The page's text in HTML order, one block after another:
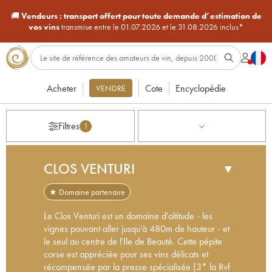
🚚Vendeurs : transport offert pour toute demande d’estimation de
vos vinstransmise entre le 01.07.2026 et le 31.08.2026 inclus*
Acheter VENDRE Cote Encyclopédie
Filtres 1
CLOS VENTURI ▼
★ Domaine partenaire
Le Clos Venturi est un domaine d'altitude - les
vignes pouvant aller jusqu'à 480m de hauteur - et
le seul au centre de l'Ile de Beauté. Cette pépite
corse est appréciée pour ses vins délicats et
récompensée par la presse spécialisée (3* la Rvf